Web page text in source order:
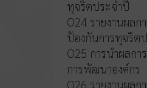
ทุจริตประจำปี
O24 รายงานผลก
ป้องกันการทุจริต
O25 การนำผลกา
การพัฒนาองค์กร
O26 รายงานผลก